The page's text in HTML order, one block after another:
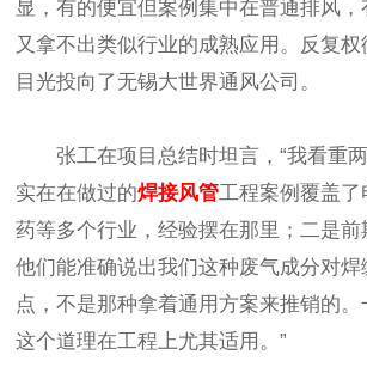
显，有的便宜但案例集中在普通排风
又拿不出类似行业的成熟应用。反复
目光投向了无锡大世界通风公司。
张工在项目总结时坦言，“我看重
实在在做过的焊接风管工程案例覆盖
药等多个行业，经验摆在那里；二是前
他们能准确说出我们这种废气成分对
点，不是那种拿着通用方案来推销的。
这个道理在工程上尤其适用。”